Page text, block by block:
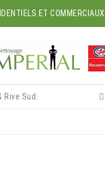
ET COMMERCIAUX
Rive Sud: